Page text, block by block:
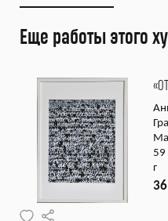
Еще работы этого
59
г